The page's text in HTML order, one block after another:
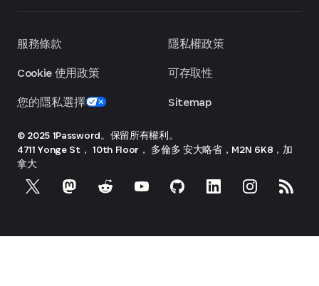
服務條款
Cookie 使用政策
您的隱私選擇
隱私權政策
可存取性
Sitemap
© 2025 1Password。保留所有權利。
4711 Yonge St， 10th Floor， 多倫多 安大略省，M2N 6K8，加
拿大